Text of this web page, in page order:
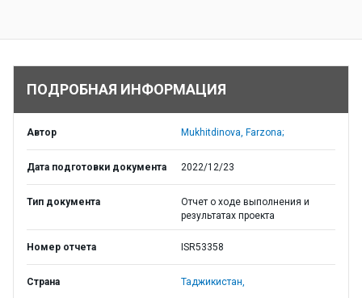
ПОДРОБНАЯ ИНФОРМАЦИЯ
Автор Mukhitdinova, Farzona;
Дата подготовки документа 2022/12/23
Тип документа
Отчет о ходе выполнения и
результатах проекта
Номер отчета ISR53358
Страна Таджикистан,